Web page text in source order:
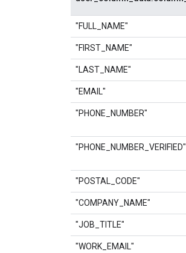
"FULL_NAME"
"FIRST_NAME"
"LAST_NAME"
"EMAIL"
"PHONE_NUMBER"
"PHONE_NUMBER_VERIFIED"
"POSTAL_CODE"
"COMPANY_NAME"
"JOB_TITLE"
"WORK_EMAIL"